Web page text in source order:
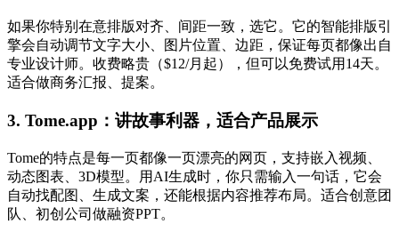
如果你特别在意排版对齐、间距一致，选它。它的智能排版引
擎会自动调节文字大小、图片位置、边距，保证每页都像出自
专业设计师。收费略贵（$12/月起），但可以免费试用14天。
适合做商务汇报、提案。
3. Tome.app ：讲故事利器，适合产品展示
Tome的特点是每一页都像一页漂亮的网页，支持嵌入视频、
动态图表、3D模型。用AI生成时，你只需输入一句话，它会
自动找配图、生成文案，还能根据内容推荐布局。适合创意团
队、初创公司做融资PPT。